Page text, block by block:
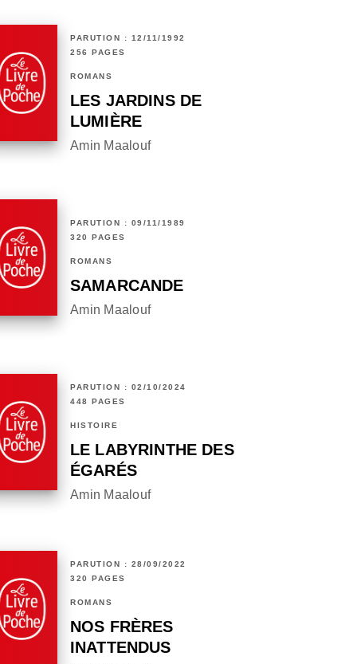
PARUTION : 12/11/1992
256 PAGES
ROMANS
LES JARDINS DE
LUMIÈRE
Amin Maalouf
PARUTION : 09/11/1989
320 PAGES
ROMANS
SAMARCANDE
Amin Maalouf
PARUTION : 02/10/2024
448 PAGES
HISTOIRE
LE LABYRINTHE DES
ÉGARÉS
Amin Maalouf
PARUTION : 28/09/2022
320 PAGES
ROMANS
NOS FRÈRES
INATTENDUS